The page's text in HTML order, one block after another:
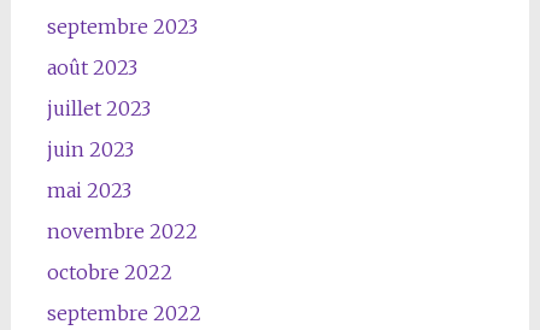
septembre 2023
août 2023
juillet 2023
juin 2023
mai 2023
novembre 2022
octobre 2022
septembre 2022